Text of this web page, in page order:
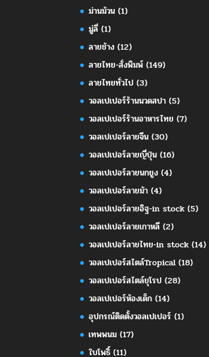
ม่านม้วน (1)
มู่ลี่ (1)
ลายช้าง (12)
ลายไทย-สั่งพิมพ์ (149)
ลายไทยทั่วไป (3)
วอลเปเปอร์ร้านนวดสปา (5)
วอลเปเปอร์ร้านอาหารไทย (7)
วอลเปเปอร์ลายจีน (30)
วอลเปเปอร์ลายญี่ปุ่น (16)
วอลเปเปอร์ลายนกยูง (4)
วอลเปเปอร์ลายม้า (4)
วอลเปเปอร์ลายอิฐ-in stock (5)
วอลเปเปอร์ลายเกาหลี (2)
วอลเปเปอร์ลายไทย-in stock (14)
วอลเปเปอร์สไตล์Tropical (18)
วอลเปเปอร์สไตล์ยุโรป (28)
วอลเปเปอร์ห้องเด็ก (14)
อุปกรณ์ติดตั้งวอลเปเปอร์ (1)
เทพพนม (17)
ใบโพธิ์ (11)